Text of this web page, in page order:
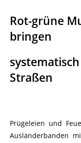
Rot-grüne
bringen
Straßen
Prügeleien und
Ausländerbanden